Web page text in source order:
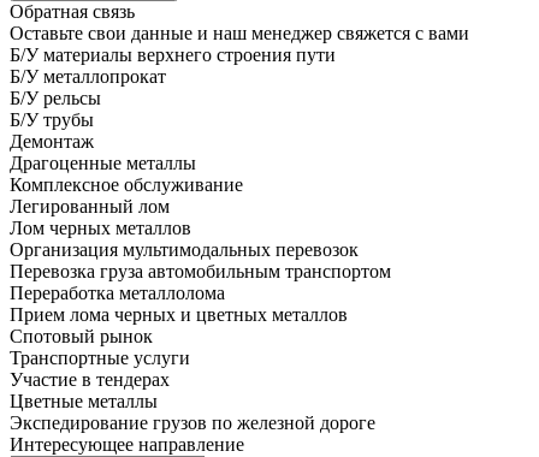
Обратная связь
Оставьте свои данные и наш менеджер свяжется с вами
Б/У материалы верхнего строения пути
Б/У металлопрокат
Б/У рельсы
Б/У трубы
Демонтаж
Драгоценные металлы
Комплексное обслуживание
Легированный лом
Лом черных металлов
Организация мультимодальных перевозок
Перевозка груза автомобильным транспортом
Переработка металлолома
Прием лома черных и цветных металлов
Спотовый рынок
Транспортные услуги
Участие в тендерах
Цветные металлы
Экспедирование грузов по железной дороге
Интересующее направление